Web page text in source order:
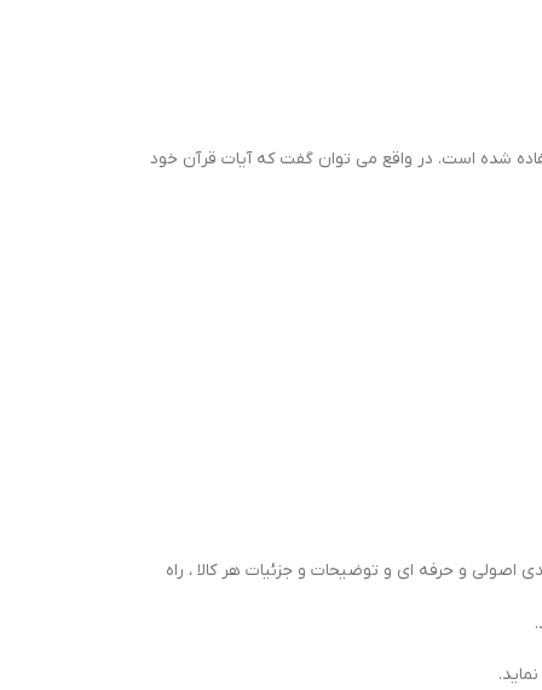
شده است. در واقع می توان گفت که آیات قرآن خود
و حرفه ای و توضیحات و جزئیات هر کالا ، راه